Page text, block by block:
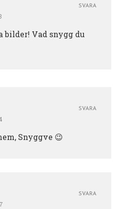
Vad snygg du
SVARA
Snyggve 😉
SVARA
SVARA